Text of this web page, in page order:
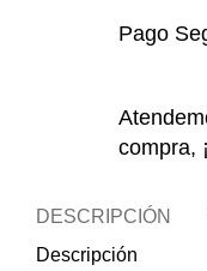
Pago
compra,
DESCRIPCIÓN
Descripción